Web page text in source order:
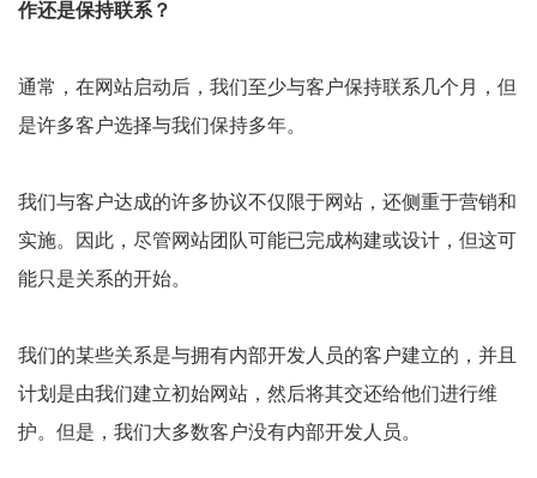
作还是保持联系？
通常，在网站启动后，我们至少与客户保持联系几个月，但
是许多客户选择与我们保持多年。
我们与客户达成的许多协议不仅限于网站，还侧重于营销和
实施。因此，尽管网站团队可能已完成构建或设计，但这可
能只是关系的开始。
我们的某些关系是与拥有内部开发人员的客户建立的，并且
计划是由我们建立初始网站，然后将其交还给他们进行维
护。但是，我们大多数客户没有内部开发人员。